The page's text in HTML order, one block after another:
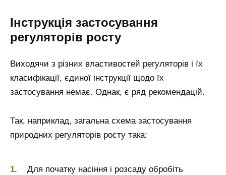
Інструкція застосування
регуляторів росту
Виходячи з різних властивостей регуляторів і їх
класифікації, єдиної інструкції щодо їх
застосування немає. Однак, є ряд рекомендацій.
Так, наприклад, загальна схема застосування
природних регуляторів росту така:
Для початку насіння і розсаду обробіть